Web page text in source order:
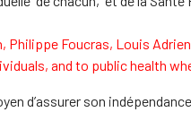
Foucras, Louis
and to public health
d’assurer son